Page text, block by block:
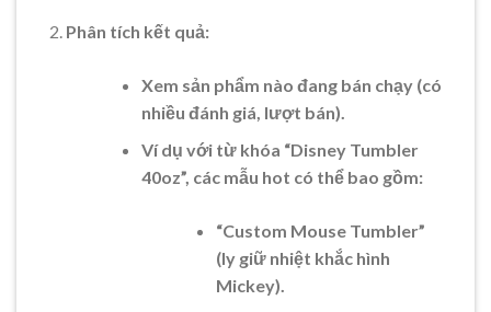
Phân tích kết quả:
Xem sản phẩm nào đang bán chạy (có
nhiều đánh giá, lượt bán).
Ví dụ với từ khóa “Disney Tumbler
40oz”, các mẫu hot có thể bao gồm:
“Custom Mouse Tumbler”
(ly giữ nhiệt khắc hình
Mickey).